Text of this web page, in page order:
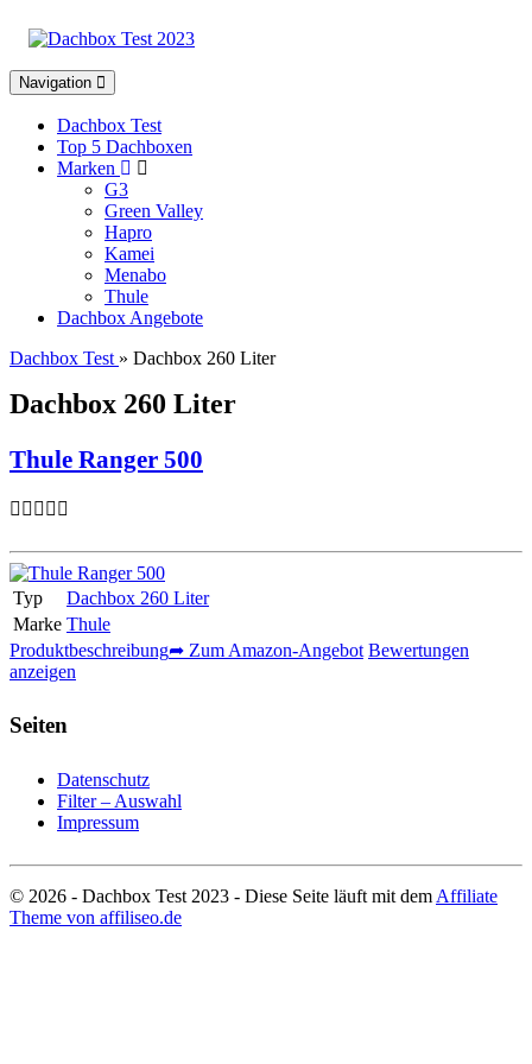
Toggle
navigation
Navigation
Dachbox Test
Top 5 Dachboxen
Marken
G3
Green Valley
Hapro
Kamei
Menabo
Thule
Dachbox Angebote
Dachbox Test » Dachbox 260 Liter
Dachbox 260 Liter
Thule Ranger 500
Typ
Dachbox 260 Liter
Marke Thule
Produktbeschreibung➦ Zum Amazon-Angebot Bewertungen
anzeigen
Seiten
Datenschutz
Filter – Auswahl
Impressum
© 2026 - Dachbox Test 2023 - Diese Seite läuft mit dem Affiliate
Theme von affiliseo.de